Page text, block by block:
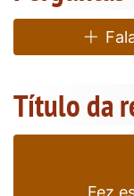
Título da